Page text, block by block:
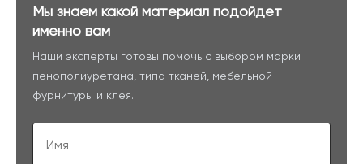
Мы знаем какой материал подойдет
именно вам
Наши эксперты готовы помочь с выбором марки
пенополиуретана, типа тканей, мебельной
фурнитуры и клея.